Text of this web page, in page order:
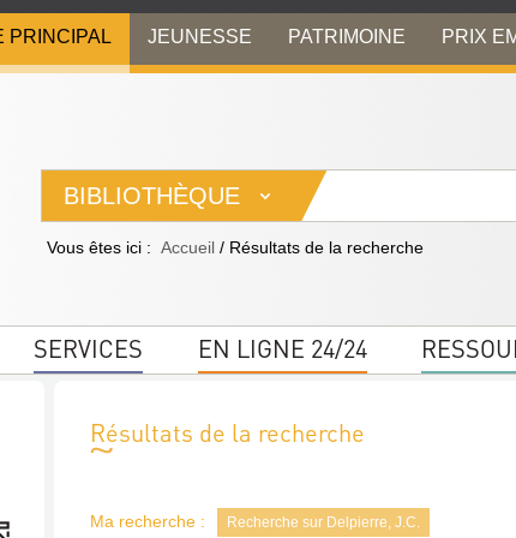
PRINCIPAL JEUNESSE PATRIMOINE PRIX
BIBLIOTHÈQUE
Vous êtes ici : Accueil / Résultats de la recherche
SERVICES EN LIGNE 24/24
Résultats de la recherche
Ma recherche : Recherche sur Delpierre, J.C.